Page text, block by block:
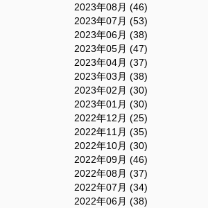
2023年08月 (46)
2023年07月 (53)
2023年06月 (38)
2023年05月 (47)
2023年04月 (37)
2023年03月 (38)
2023年02月 (30)
2023年01月 (30)
2022年12月 (25)
2022年11月 (35)
2022年10月 (30)
2022年09月 (46)
2022年08月 (37)
2022年07月 (34)
2022年06月 (38)